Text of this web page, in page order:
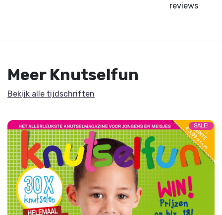
reviews
Meer Knutselfun
Bekijk alle tijdschriften
SALE!